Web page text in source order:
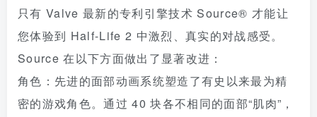
只有 Valve 最新的专利引擎技术 Source® 才能让
您体验到 Half-Life 2 中激烈、真实的对战感受。
Source 在以下方面做出了显著改进：
角色：先进的面部动画系统塑造了有史以来最为精
密的游戏角色。通过 40 块各不相同的面部“肌肉”，